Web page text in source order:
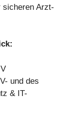
sicheren Arzt-
und des
& IT-